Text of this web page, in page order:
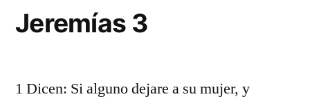
Jeremías 3
1 Dicen: Si alguno dejare a su mujer, y